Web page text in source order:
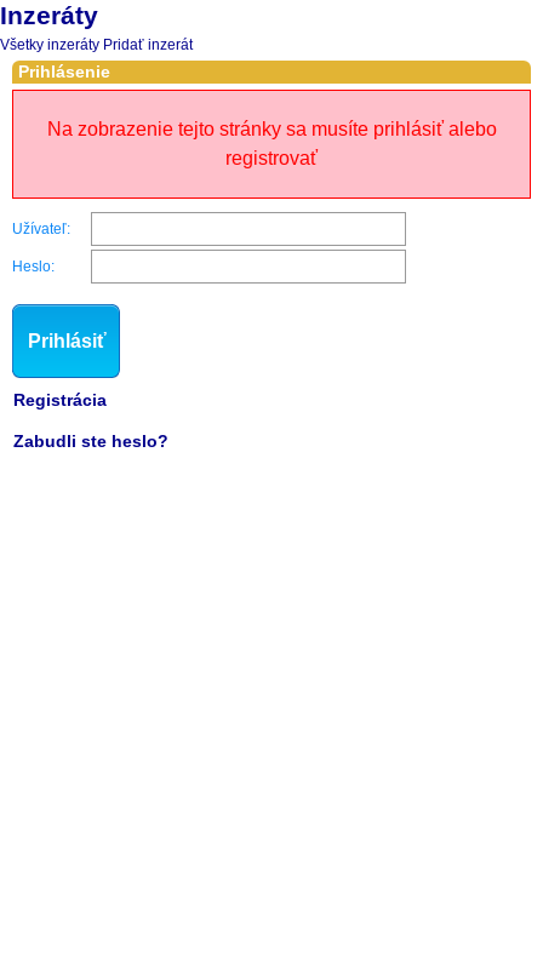
Inzeráty
Všetky inzeráty Pridať inzerát
Prihlásenie
Na zobrazenie tejto stránky sa musíte prihlásiť alebo
registrovať
Užívateľ:
Heslo:
Prihlásiť
Registrácia
Zabudli ste heslo?